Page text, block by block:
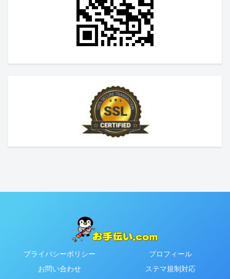
プライバシーポリシー
プロフィール
お問い合わせ
ステマ規制対応